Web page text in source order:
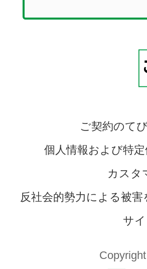
ご契約のて
個人情報および特
カスタ
反社会的勢力による被
サ